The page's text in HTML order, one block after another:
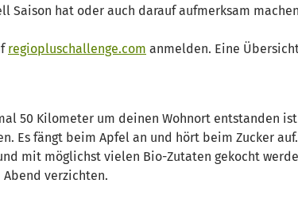
Saison hat oder auch darauf aufmerksam
regiopluschallenge.com anmelden. Eine
50 Kilometer um deinen Wohnort entstanden
Es fängt beim Apfel an und hört beim Zucker
mit möglichst vielen Bio-Zutaten gekocht
Abend verzichten.